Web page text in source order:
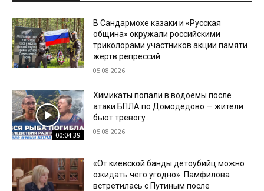
В Сандармохе казаки и «Русская
община» окружали российскими
триколорами участников акции памяти
жертв репрессий
05.08.2026
00:04:39
Химикаты попали в водоемы после
атаки БПЛА по Домодедово — жители
бьют тревогу
05.08.2026
«От киевской банды детоубийц можно
ожидать чего угодно». Памфилова
встретилась с Путиным после